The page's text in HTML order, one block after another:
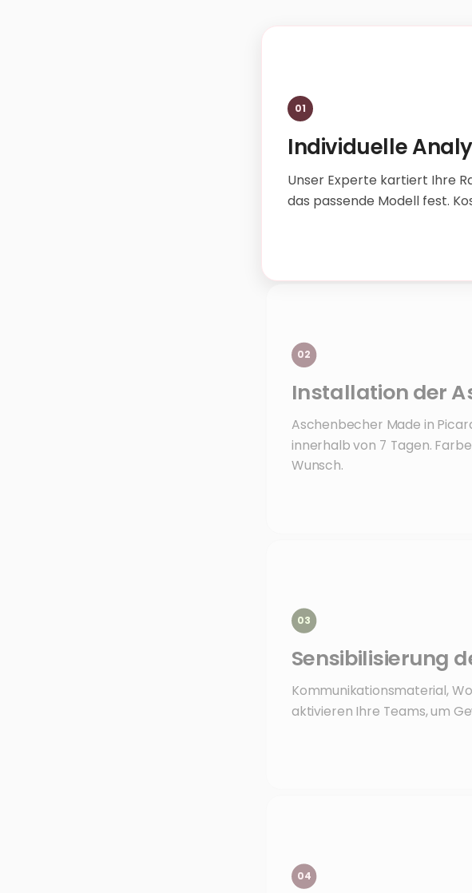
01
Individuelle
Unser Experte kartiert Ihre
das passende Modell fest.
02
Installation der
Aschenbecher Made in
innerhalb von 7 Tagen.
Wunsch.
03
Sensibilisierung
Kommunikationsmaterial,
aktivieren Ihre Teams, um
04